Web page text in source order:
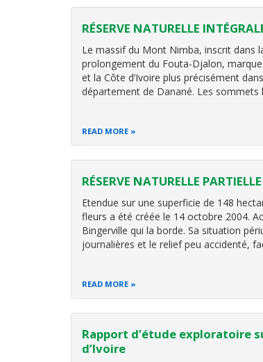
RÉSERVE NATURELLE
Le massif du Mont Nimba, inscrit dans
prolongement du Fouta-Djalon,
et la Côte d’Ivoire plus précisément
département de Danané. Les sommets
READ MORE
RÉSERVE NATURELLE
Etendue sur une superficie de 148
fleurs a été créée le 14 octobre 2004.
Bingerville qui la borde. Sa situation
journalières et le relief peu accidenté,
READ MORE
Rapport d’étude exploratoire
d’Ivoire